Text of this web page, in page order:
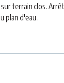
terrain clos.
plan d'eau.